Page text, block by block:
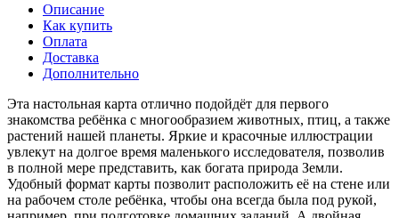
Описание
Как купить
Оплата
Доставка
Дополнительно
Эта настольная карта отлично подойдёт для первого
знакомства ребёнка с многообразием животных, птиц, а также
растений нашей планеты. Яркие и красочные иллюстрации
увлекут на долгое время маленького исследователя, позволив
в полной мере представить, как богата природа Земли.
Удобный формат карты позволит расположить её на стене или
на рабочем столе ребёнка, чтобы она всегда была под рукой,